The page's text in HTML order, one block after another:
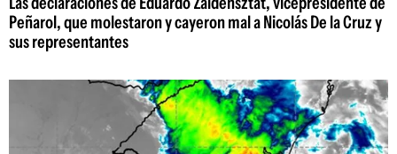
Peñarol, que molestaron y cayeron mal a Nicolás De la Cruz y
sus representantes